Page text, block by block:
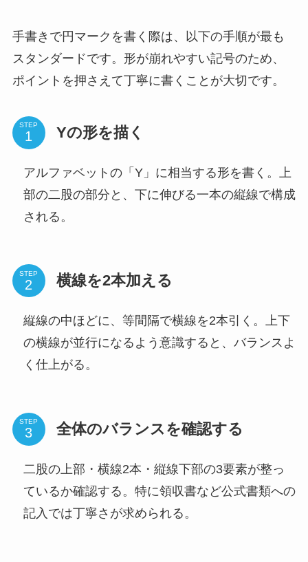
手書きで円マークを書く際は、以下の手順が最も
スタンダードです。形が崩れやすい記号のため、
ポイントを押さえて丁寧に書くことが大切です。
STEP Yの形を描く
アルファベットの「Y」に相当する形を書く。上
部の二股の部分と、下に伸びる一本の縦線で構成
される。
STEP 横線を2本加える
縦線の中ほどに、等間隔で横線を2本引く。上下
の横線が並行になるよう意識すると、バランスよ
く仕上がる。
STEP 全体のバランスを確認する
二股の上部・横線2本・縦線下部の3要素が整っ
ているか確認する。特に領収書など公式書類への
記入では丁寧さが求められる。